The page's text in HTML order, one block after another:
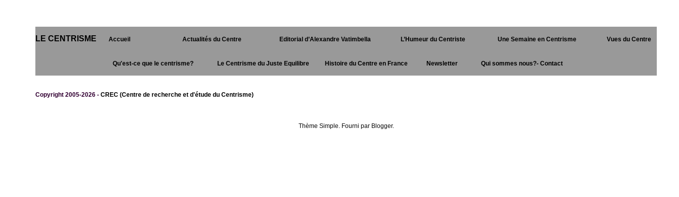
LE CENTRISME Accueil Actualités du Centre Editorial d’Alexandre Vatimbella L’Humeur du Centriste Une Semaine en Centrisme Vues du Centre
Qu'est-ce que le centrisme? Le Centrisme du Juste Equilibre Histoire du Centre en France Newsletter Qui sommes nous?- Contact
Copyright 2005-2026 - CREC (Centre de recherche et d'étude du Centrisme)
Thème Simple. Fourni par Blogger.